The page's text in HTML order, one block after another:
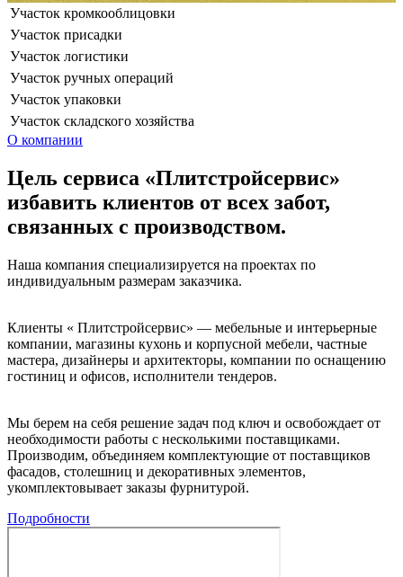
Участок кромкооблицовки
Участок присадки
Участок логистики
Участок ручных операций
Участок упаковки
Участок складского хозяйства
О компании
Цель сервиса «Плитстройсервис»
избавить клиентов от всех забот,
связанных с производством.
Наша компания специализируется на проектах по
индивидуальным размерам заказчика.
Клиенты « Плитстройсервис» — мебельные и интерьерные
компании, магазины кухонь и корпусной мебели, частные
мастера, дизайнеры и архитекторы, компании по оснащению
гостиниц и офисов, исполнители тендеров.
Мы берем на себя решение задач под ключ и освобождает от
необходимости работы с несколькими поставщиками.
Производим, объединяем комплектующие от поставщиков
фасадов, столешниц и декоративных элементов,
укомплектовывает заказы фурнитурой.
Подробности